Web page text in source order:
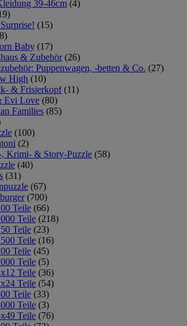
39-46cm (4)
(15)
Baby (17)
& Zubehör (26)
Puppenwagen, -betten & Co. (27)
High (10)
& Frisierkopf (11)
Evi Love (80)
Families (85)
(100)
(2)
, Krimi- & Story-Puzzle (58)
(40)
(31)
(67)
(700)
Teile (66)
Teile (218)
Teile (23)
Teile (16)
Teile (45)
Teile (5)
Teile (36)
Teile (54)
Teile (33)
Teile (3)
Teile (76)